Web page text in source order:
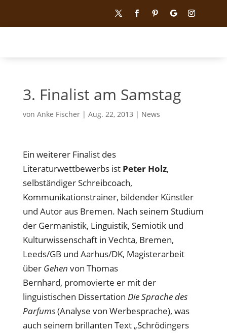
3. Finalist am Samstag
von Anke Fischer| Aug. 22, 2013 | News
Ein weiterer Finalist des
Literaturwettbewerbs ist Peter Holz,
selbständiger Schreibcoach,
Kommunikationstrainer, bildender Künstler
und Autor aus Bremen. Nach seinem Studium
der Germanistik, Linguistik, Semiotik und
Kulturwissenschaft in Vechta, Bremen,
Leeds/GB und Aarhus/DK, Magisterarbeit
über Gehen von Thomas
Bernhard, promovierte er mit der
linguistischen Dissertation Die Sprache des
Parfums(Analyse von Werbesprache), was
auch seinem brillanten Text „Schrödingers